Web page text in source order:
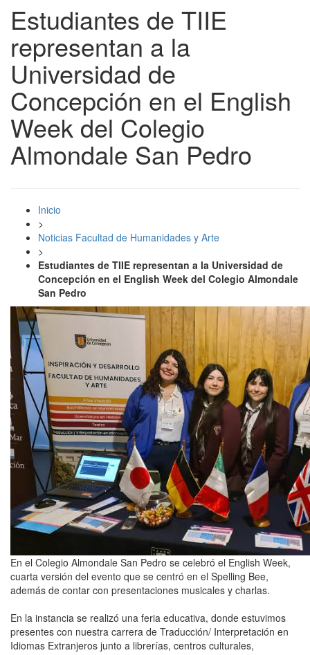
Estudiantes de TIIE
representan a la
Universidad de
Concepción en el English
Week del Colegio
Almondale San Pedro
Inicio
>
Noticias Facultad de Humanidades y Arte
>
Estudiantes de TIIE representan a la Universidad de
Concepción en el English Week del Colegio Almondale
San Pedro
En el Colegio Almondale San Pedro se celebró el English Week,
cuarta versión del evento que se centró en el Spelling Bee,
además de contar con presentaciones musicales y charlas.
En la instancia se realizó una feria educativa, donde estuvimos
presentes con nuestra carrera de Traducción/ Interpretación en
Idiomas Extranjeros junto a librerías, centros culturales,